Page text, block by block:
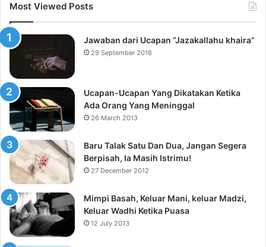
Most Viewed Posts
Jawaban dari Ucapan “Jazakallahu khaira”
29 September 2016
Ucapan-Ucapan Yang Dikatakan Ketika
Ada Orang Yang Meninggal
26 March 2013
Baru Talak Satu Dan Dua, Jangan Segera
Berpisah, Ia Masih Istrimu!
27 December 2012
Mimpi Basah, Keluar Mani, keluar Madzi,
Keluar Wadhi Ketika Puasa
12 July 2013